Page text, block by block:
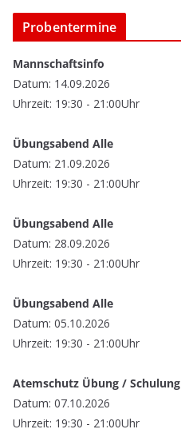
Probentermine
Mannschaftsinfo
Datum: 14.09.2026
Uhrzeit: 19:30 - 21:00Uhr
Übungsabend Alle
Datum: 21.09.2026
Uhrzeit: 19:30 - 21:00Uhr
Übungsabend Alle
Datum: 28.09.2026
Uhrzeit: 19:30 - 21:00Uhr
Übungsabend Alle
Datum: 05.10.2026
Uhrzeit: 19:30 - 21:00Uhr
Atemschutz Übung / Schulung
Datum: 07.10.2026
Uhrzeit: 19:30 - 21:00Uhr